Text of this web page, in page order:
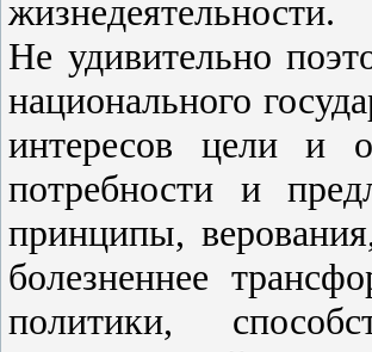
жизнедеятельности.
Не удивительно
национального
интересов цели и
потребности и
принципы,
болезненнее
политики,